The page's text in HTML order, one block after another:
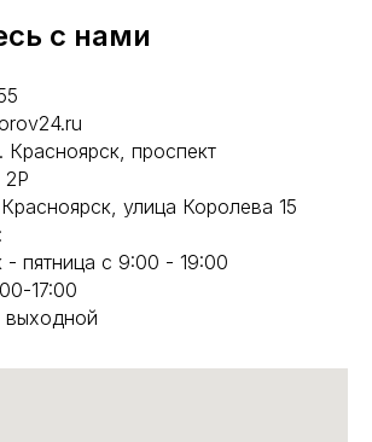
с нами
проспект
2Р
улица Королева 15
- пятница с 9:00 - 19:00
17:00
выходной